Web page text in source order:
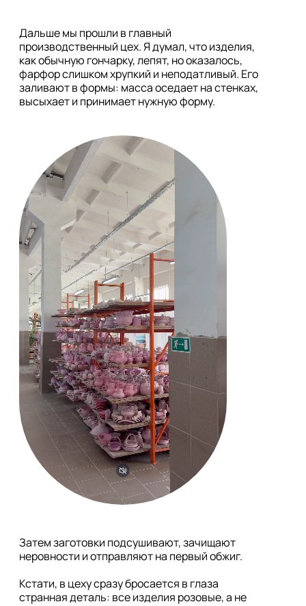
Дальше мы прошли в главный
производственный цех. Я думал, что изделия,
как обычную гончарку, лепят, но оказалось,
фарфор слишком хрупкий и неподатливый. Его
заливают в формы: масса оседает на стенках,
высыхает и принимает нужную форму.
Затем заготовки подсушивают, зачищают
неровности и отправляют на первый обжиг.
Кстати, в цеху сразу бросается в глаза
странная деталь: все изделия розовые, а не